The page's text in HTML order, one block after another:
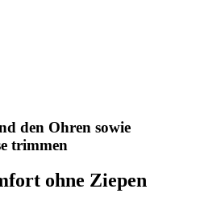
den Ohren sowie
trimmen
ohne Ziepen